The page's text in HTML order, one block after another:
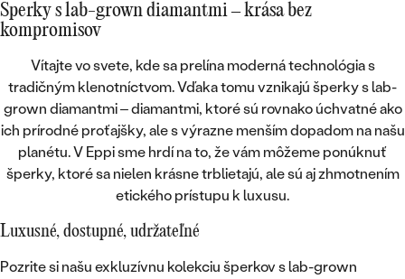
Šperky s lab-grown diamantmi – krása bez
kompromisov
Vítajte vo svete, kde sa prelína moderná technológia s
tradičným klenotníctvom. Vďaka tomu vznikajú šperky s lab-
grown diamantmi– diamantmi, ktoré sú rovnako úchvatné ako
ich prírodné proťajšky, ales výrazne menším dopadom na našu
planétu. V Eppi sme hrdí na to, že vám môžeme ponúknuť
šperky, ktoré sa nielen krásne trblietajú, ale sú aj zhmotnením
etického prístupu k luxusu.
Luxusné, dostupné, udržateľné
Pozrite si našu exkluzívnu kolekciu šperkov s lab-grown